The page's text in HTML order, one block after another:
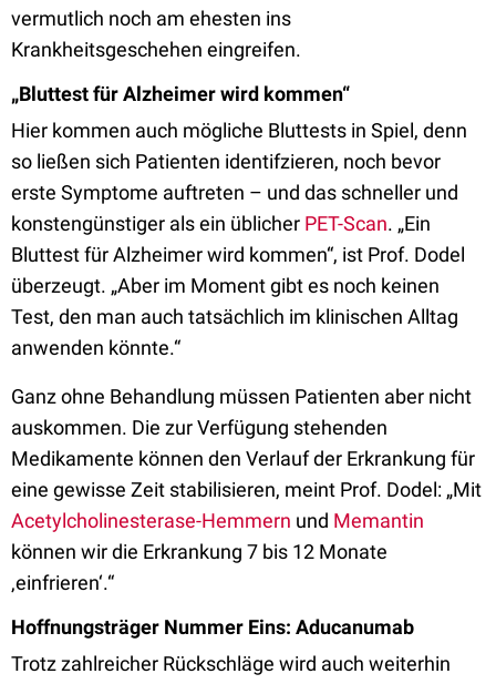
vermutlich noch am ehesten ins
Krankheitsgeschehen eingreifen.
„Bluttest für Alzheimer wird kommen“
Hier kommen auch mögliche Bluttests in Spiel, denn
so ließen sich Patienten identifzieren, noch bevor
erste Symptome auftreten – und das schneller und
konstengünstiger als ein üblicher PET-Scan. „Ein
Bluttest für Alzheimer wird kommen“, ist Prof. Dodel
überzeugt. „Aber im Moment gibt es noch keinen
Test, den man auch tatsächlich im klinischen Alltag
anwenden könnte.“
Ganz ohne Behandlung müssen Patienten aber nicht
auskommen. Die zur Verfügung stehenden
Medikamente können den Verlauf der Erkrankung für
eine gewisse Zeit stabilisieren, meint Prof. Dodel: „Mit
Acetylcholinesterase-Hemmern und Memantin
können wir die Erkrankung 7 bis 12 Monate
‚einfrieren‘.“
Hoffnungsträger Nummer Eins: Aducanumab
Trotz zahlreicher Rückschläge wird auch weiterhin